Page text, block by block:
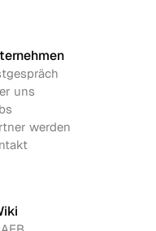
uns
werden